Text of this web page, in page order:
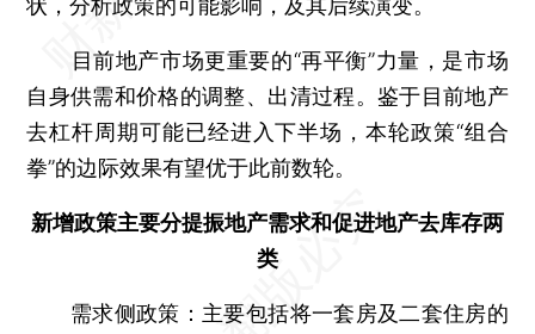
目前地产市场更重要的“再平衡”力量，是市场
自身供需和价格的调整、出清过程。鉴于目前地产
去杠杆周期可能已经进入下半场，本轮政策“组合
拳”的边际效果有望优于此前数轮。
新增政策主要分提振地产需求和促进地产去库存两
类
需求侧政策：主要包括将一套房及二套住房的